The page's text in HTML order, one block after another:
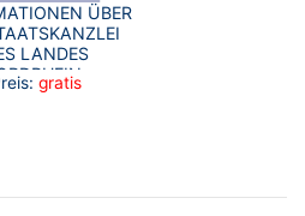
ÜBER
LANDES
UND IHRE
gratis